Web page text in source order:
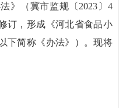
》（冀市监规〔2023〕4
订，形成《河北省食品小
下简称《办法》）。现将